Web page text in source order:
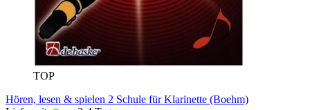
TOP
Hören, lesen & spielen 2 Schule für Klarinette (Boehm)